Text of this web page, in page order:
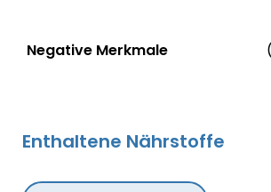
Status
Negative Merkmale
Enthaltene Nährstoffe